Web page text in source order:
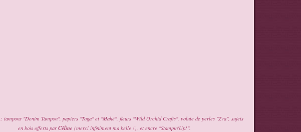
: tampons "Denim Tampon", papiers "Toga" et "Mahé", fleurs "Wild Orchid Crafts", volute de perles "Zva", sujets
en bois offerts parCéline (merci infiniment ma belle !), et encre "Stampin'Up!".